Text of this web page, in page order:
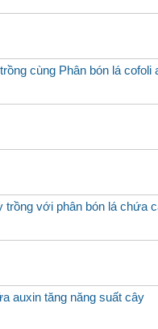
cùng Phân bón lá cofoli
trồng với phân bón lá chứa
auxin tăng năng suất cây